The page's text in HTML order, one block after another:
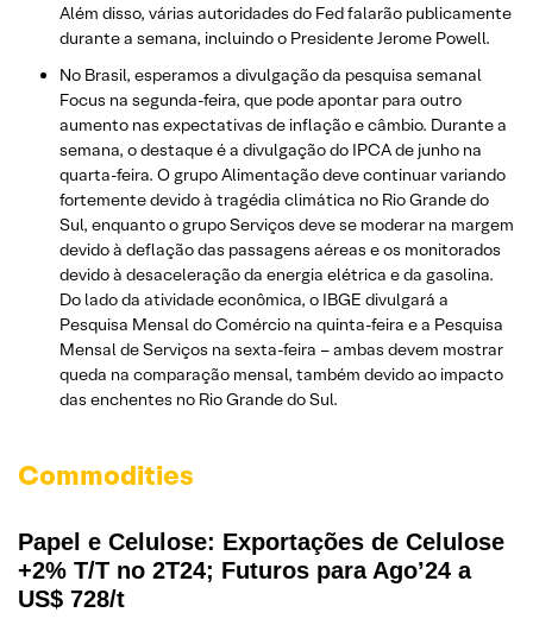
Além disso, várias autoridades do Fed falarão publicamente
durante a semana, incluindo o Presidente Jerome Powell.
No Brasil, esperamos a divulgação da pesquisa semanal
Focus na segunda-feira, que pode apontar para outro
aumento nas expectativas de inflação e câmbio. Durante a
semana, o destaque é a divulgação do IPCA de junho na
quarta-feira. O grupo Alimentação deve continuar variando
fortemente devido à tragédia climática no Rio Grande do
Sul, enquanto o grupo Serviços deve se moderar na margem
devido à deflação das passagens aéreas e os monitorados
devido à desaceleração da energia elétrica e da gasolina.
Do lado da atividade econômica, o IBGE divulgará a
Pesquisa Mensal do Comércio na quinta-feira e a Pesquisa
Mensal de Serviços na sexta-feira – ambas devem mostrar
queda na comparação mensal, também devido ao impacto
das enchentes no Rio Grande do Sul.
Commodities
Papel e Celulose: Exportações de Celulose
+2% T/T no 2T24; Futuros para Ago’24 a
US$ 728/t